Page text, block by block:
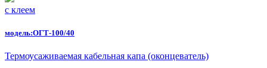
с клеем
модель:ОГТ-100/40
Термоусаживаемая кабельная капа (оконцеватель)